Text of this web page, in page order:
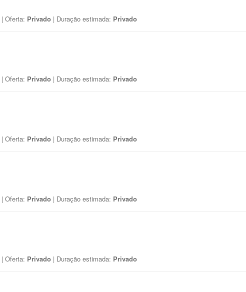
| Oferta: Privado | Duração estimada: Privado
| Oferta: Privado | Duração estimada: Privado
| Oferta: Privado | Duração estimada: Privado
| Oferta: Privado | Duração estimada: Privado
| Oferta: Privado | Duração estimada: Privado